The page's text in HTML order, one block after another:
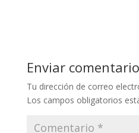
Li
n
k
o
o
k
Enviar comentario
Tu dirección de correo
Los campos obligatorios